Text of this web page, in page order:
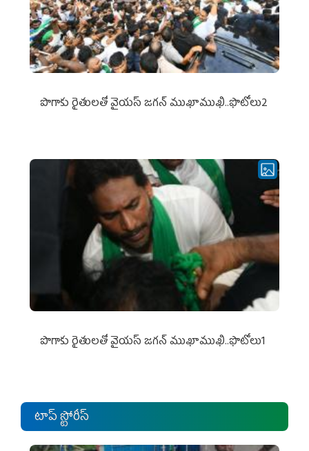
పొగాకు రైతుల‌తో వైయ‌స్ జ‌గ‌న్ ముఖాముఖి..ఫొటోలు2
పొగాకు రైతుల‌తో వైయ‌స్ జ‌గ‌న్ ముఖాముఖి..ఫొటోలు1
టాప్ స్టోరీస్